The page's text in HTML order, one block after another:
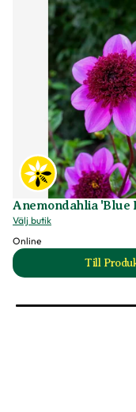
Anemondahlia 'Blue
Välj butik
Online
Till
till